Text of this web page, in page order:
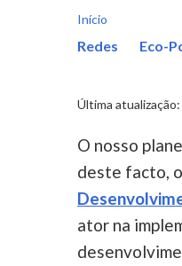
Redes Eco-
Início
Última
O nosso
deste facto,
ator na